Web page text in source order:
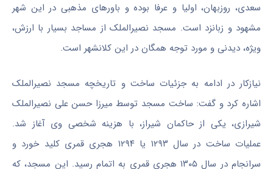
سعدی، روزبهان، اولیا و عرفا بوده و باورهای مذهبی در این شهر
مشهود و زبانزد است. مسجد نصیرالملک از مساجد بسیار با ارزش،
ویژه، دیدنی و مورد توجه همگان در این کلانشهر است.
نیازکار در ادامه به جزئیات ساخت و تاریخچه مسجد نصیرالملک
اشاره کرد و گفت: ساخت مسجد توسط میرزا حسن علی نصیرالملک
شیرازی، یکی از حاکمان شیراز، با هزینه شخصی وی آغاز شد.
عملیات ساخت در سال ۱۲۹۳ یا ۱۲۹۴ هجری قمری کلید خورد و
سرانجام در سال ۱۳۰۵ هجری قمری به اتمام رسید. این مسجد، که